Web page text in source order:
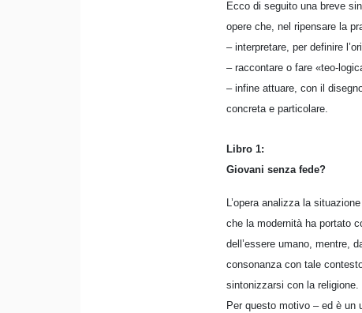
Ecco di seguito una breve
opere che, nel ripensare la
– interpretare, per definire
– raccontare o fare «teo-
– infine attuare, con il
concreta e particolare.
Libro 1:
Giovani senza fede?
L’opera analizza la
che la modernità ha portato
dell’essere umano, mentre,
consonanza con tale
sintonizzarsi con la religione.
Per questo motivo – ed è un